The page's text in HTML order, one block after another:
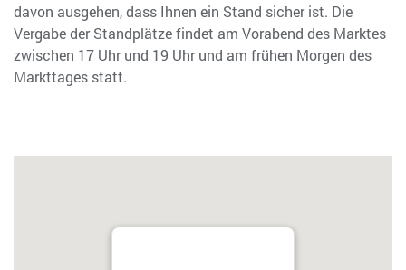
davon ausgehen, dass Ihnen ein Stand sicher ist. Die
Vergabe der Standplätze findet am Vorabend des Marktes
zwischen 17 Uhr und 19 Uhr und am frühen Morgen des
Markttages statt.